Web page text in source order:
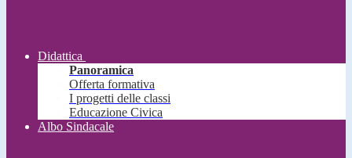
Didattica
Panoramica
Offerta formativa
I progetti delle classi
Educazione Civica
Albo Sindacale